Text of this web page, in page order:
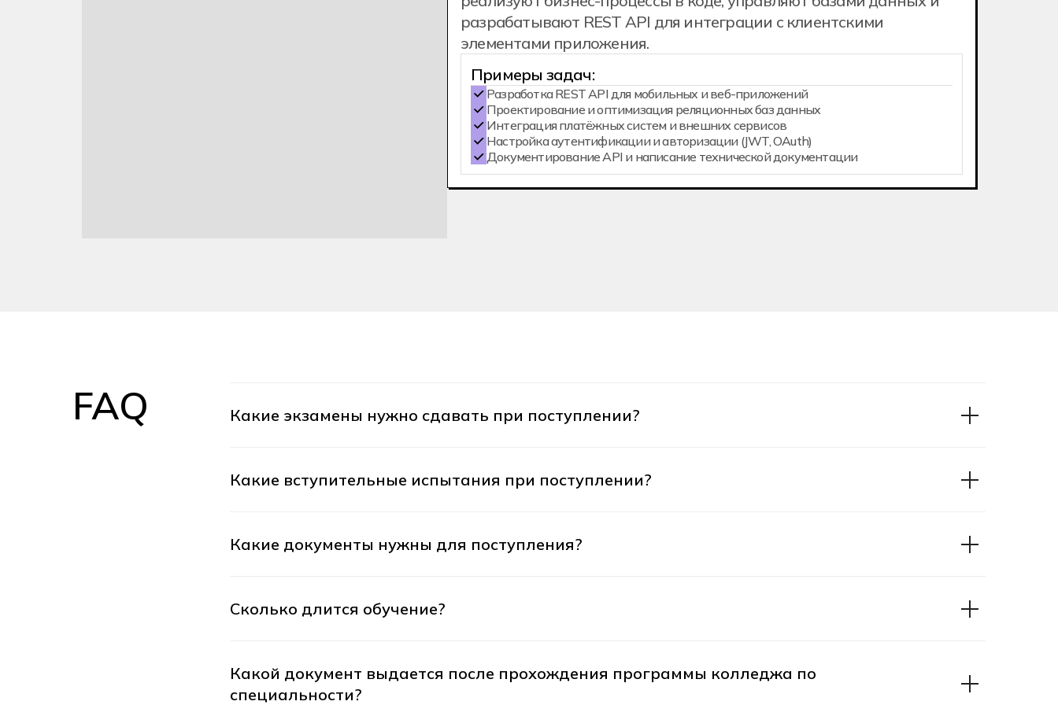
разрабатывают REST API для интеграции с клиентскими
элементами приложения.
Примеры задач:
Разработка REST API для мобильных и веб-приложений
Проектирование и оптимизация реляционных баз данных
Интеграция платёжных систем и внешних сервисов
Настройка аутентификации и авторизации (JWT, OAuth)
Документирование API и написание технической документации
FAQ Какие экзамены нужно сдавать при поступлении?
Какие вступительные испытания при поступлении?
Какие документы нужны для поступления?
Сколько длится обучение?
Какой документ выдается после прохождения программы колледжа по
специальности?